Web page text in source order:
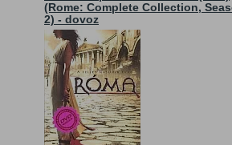
(Rome: Complete Collection,
2) - dovoz